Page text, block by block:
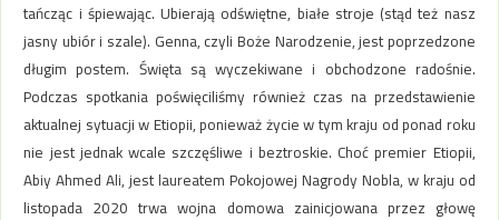
tańcząc i śpiewając. Ubierają odświętne, białe stroje (stąd też nasz
jasny ubiór i szale). Genna, czyli Boże Narodzenie, jest poprzedzone
długim postem. Święta są wyczekiwane i obchodzone radośnie.
Podczas spotkania poświęciliśmy również czas na przedstawienie
aktualnej sytuacji w Etiopii, ponieważ życie w tym kraju od ponad roku
nie jest jednak wcale szczęśliwe i beztroskie. Choć premier Etiopii,
Abiy Ahmed Ali, jest laureatem Pokojowej Nagrody Nobla, w kraju od
listopada 2020 trwa wojna domowa zainicjowana przez głowę